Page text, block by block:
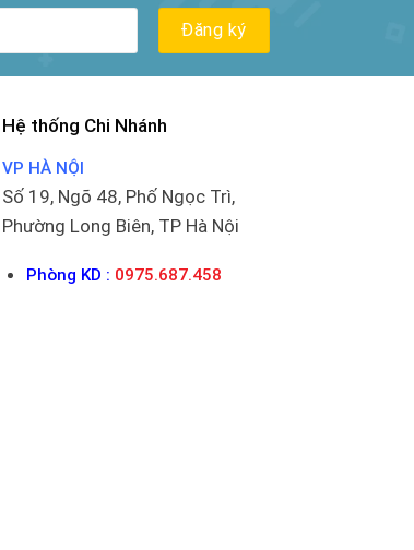
Hệ thống Chi Nhánh
VP HÀ NỘI
Số 19, Ngõ 48, Phố Ngọc Trì,
Phường Long Biên, TP Hà Nội
Phòng KD : 0975.687.458